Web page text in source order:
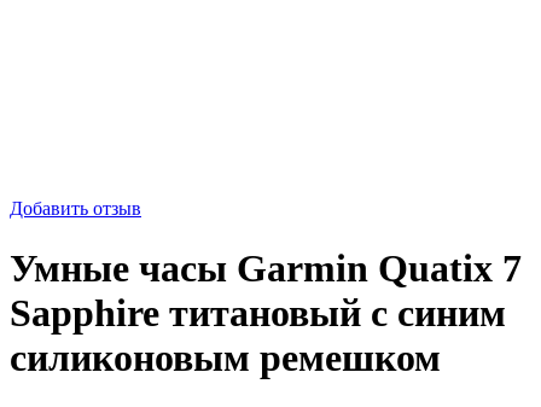
Добавить отзыв
Умные часы Garmin Quatix 7
Sapphire титановый с синим
силиконовым ремешком